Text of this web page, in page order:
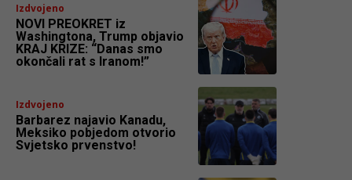
Izdvojeno
NOVI PREOKRET iz
Washingtona, Trump objavio
KRAJ KRIZE: “Danas smo
okončali rat s Iranom!”
Izdvojeno
Barbarez najavio Kanadu,
Meksiko pobjedom otvorio
Svjetsko prvenstvo!